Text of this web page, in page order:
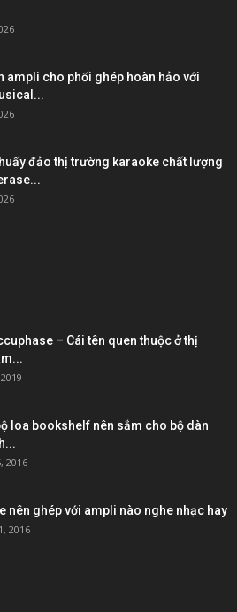
ampli cho phối ghép hoàn hảo với
đảo thị trường karaoke chất lượng
– Cái tên quen thuộc ở thị
loa bookshelf nên sắm cho bộ dàn
2016
nên ghép với ampli nào nghe nhạc hay
2016